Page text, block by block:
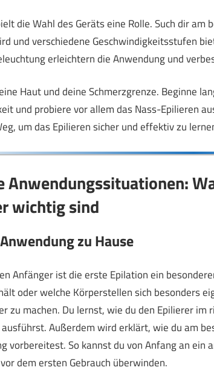
die Wahl des Geräts eine Rolle. Such dir
und verschiedene Geschwindigkeitsstufen
erleichtern die Anwendung und
Haut und deine Schmerzgrenze. Beginne
und probiere vor allem das Nass-Epilieren
um das Epilieren sicher und effektiv zu
Anwendungssituationen:
wichtig sind
zu Hause
Anfänger ist die erste Epilation ein
oder welche Körperstellen sich besonders
zu machen. Du lernst, wie du den Epilierer
Außerdem wird erklärt, wie du am
vorbereitest. So kannst du von Anfang an ein
dem ersten Gebrauch überwinden.